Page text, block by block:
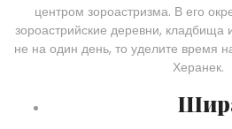
центром зороастризма. В его
зороастрийские деревни,
не на один день, то уделите время
Херанек.